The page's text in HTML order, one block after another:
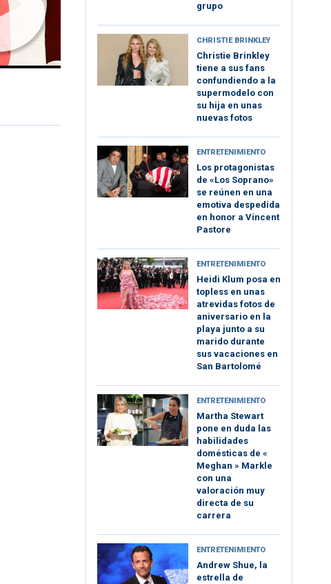
grupo
CHRISTIE BRINKLEY
Christie Brinkley
tiene a sus fans
confundiendo a la
supermodelo con
su hija en unas
nuevas fotos
ENTRETENIMIENTO
Los protagonistas
de «Los Soprano»
se reúnen en una
emotiva despedida
en honor a Vincent
Pastore
ENTRETENIMIENTO
Heidi Klum posa en
topless en unas
atrevidas fotos de
aniversario en la
playa junto a su
marido durante
sus vacaciones en
San Bartolomé
ENTRETENIMIENTO
Martha Stewart
pone en duda las
habilidades
domésticas de «
Meghan » Markle
con una
valoración muy
directa de su
carrera
ENTRETENIMIENTO
Andrew Shue, la
estrella de